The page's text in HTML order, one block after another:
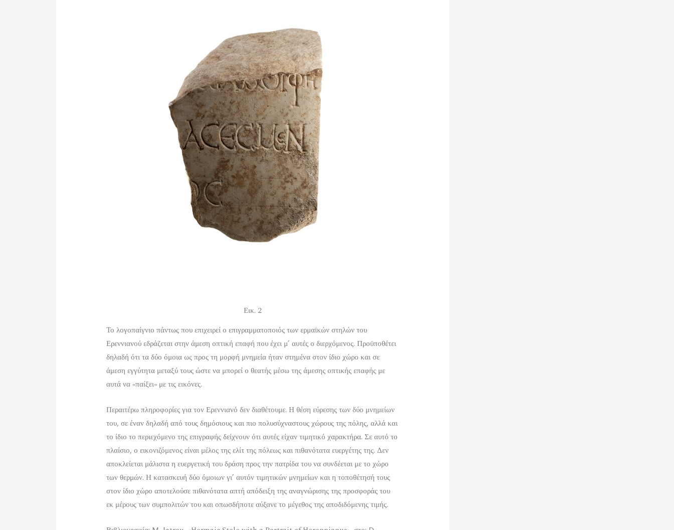
Εικ. 2
Το λογοπαίγνιο πάντως που επιχειρεί ο επιγραμματοποιός των ερμαϊκών στηλών του
Ερεννιανού εδράζεται στην άμεση οπτική επαφή που έχει μ’ αυτές ο διερχόμενος. Προϋποθέτει
δηλαδή ότι τα δύο όμοια ως προς τη μορφή μνημεία ήταν στημένα στον ίδιο χώρο και σε
άμεση εγγύτητα μεταξύ τους ώστε να μπορεί ο θεατής μέσω της άμεσης οπτικής επαφής με
αυτά να «παίξει» με τις εικόνες.
Περαιτέρω πληροφορίες για τον Ερεννιανό δεν διαθέτουμε. Η θέση εύρεσης των δύο μνημείων
του, σε έναν δηλαδή από τους δημόσιους και πιο πολυσύχναστους χώρους της πόλης, αλλά και
το ίδιο το περιεχόμενο της επιγραφής δείχνουν ότι αυτές είχαν τιμητικό χαρακτήρα. Σε αυτό το
πλαίσιο, ο εικονιζόμενος είναι μέλος της ελίτ της πόλεως και πιθανότατα ευεργέτης της. Δεν
αποκλείεται μάλιστα η ευεργετική του δράση προς την πατρίδα του να συνδέεται με το χώρο
των θερμών. Η κατασκευή δύο όμοιων γι’ αυτόν τιμητικών μνημείων και η τοποθέτησή τους
στον ίδιο χώρο αποτελούσε πιθανότατα απτή απόδειξη της αναγνώρισης της προσφοράς του
εκ μέρους των συμπολιτών του και οπωσδήποτε αύξανε το μέγεθος της αποδιδόμενης τιμής.